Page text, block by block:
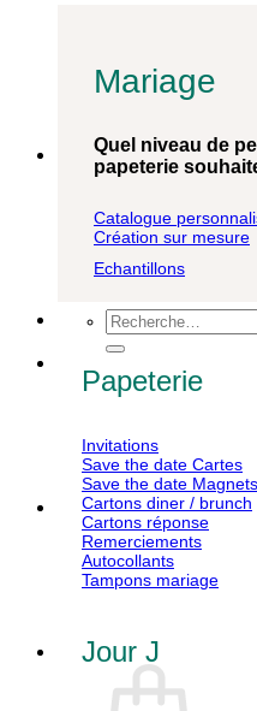
Recherche
pour :
Mariage
Quel niveau de
papeterie
Catalogue
Création sur mesure
Echantillons
Papeterie
Invitations
Save the date Cartes
Save the date Magnets
Cartons diner / brunch
Cartons réponse
Remerciements
Autocollants
Tampons mariage
Jour J